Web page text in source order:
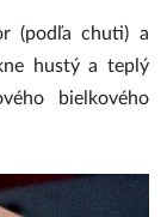
(podľa chuti) a
hustý a teplý
bielkového